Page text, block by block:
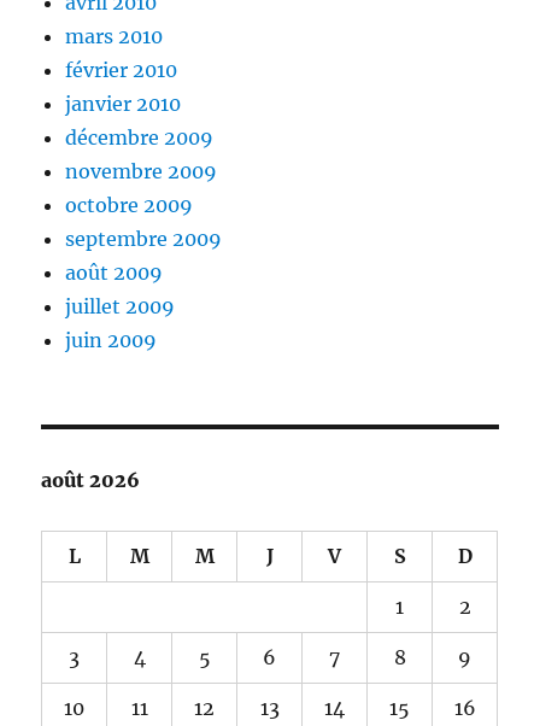
mars 2010
février 2010
janvier 2010
décembre 2009
novembre 2009
octobre 2009
septembre 2009
août 2009
juillet 2009
juin 2009
août 2026
L M M J V S D
1 2
3 4 5 6 7 8 9
10 11 12 13 14 15 16